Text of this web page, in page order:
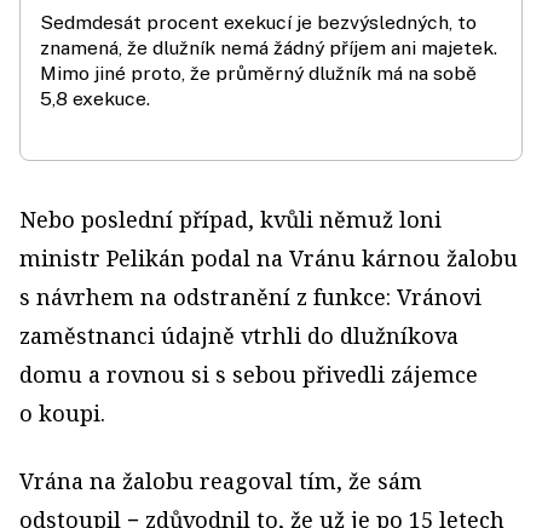
Sedmdesát procent exekucí je bezvýsledných, to
znamená, že dlužník nemá žádný příjem ani majetek.
Mimo jiné proto, že průměrný dlužník má na sobě
5,8 exekuce.
Nebo poslední případ, kvůli němuž loni
ministr Pelikán podal na Vránu kárnou žalobu
s návrhem na odstranění z funkce: Vránovi
zaměstnanci údajně vtrhli do dlužníkova
domu a rovnou si s sebou přivedli zájemce
o koupi.
Vrána na žalobu reagoval tím, že sám
odstoupil − zdůvodnil to, že už je po 15 letech